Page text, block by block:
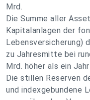
Mrd.
Die Summe aller
Kapitalanlagen der
Lebensversicherung)
zu Jahresmitte bei
Mrd. höher als ein
Die stillen Reserven
und indexgebundene